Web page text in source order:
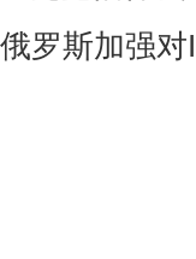
俄罗斯加强